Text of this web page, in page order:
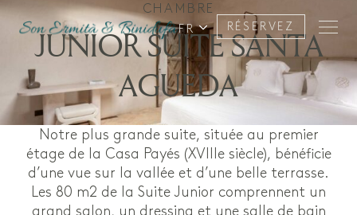
FR RÉSERVEZ
CHAMBRE
JUNIOR SUITE SANTA
AGUEDA
Notre plus grande suite, située au premier
étage de la Casa Payés (XVIIIe siècle), bénéficie
d’une vue sur la vallée et d’une belle terrasse.
Les 80 m2 de la Suite Junior comprennent un
grand salon, un dressing et une salle de bain